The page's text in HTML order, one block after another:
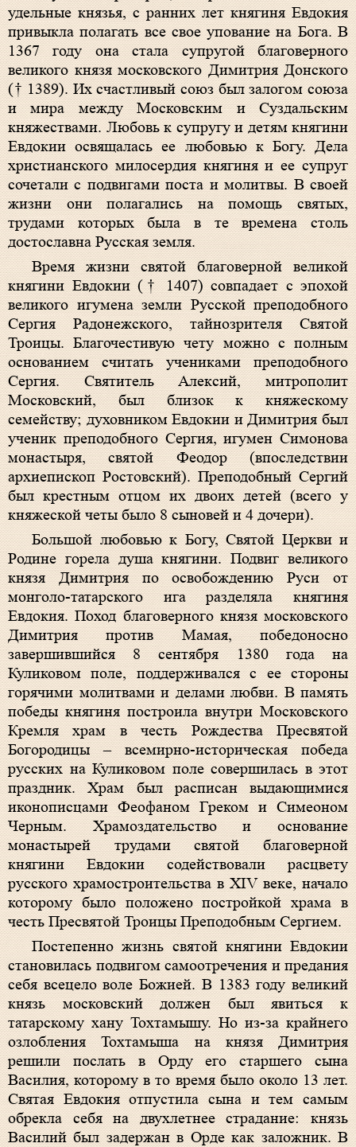
удельные князья, с ранних лет княгиня Евдокия
привыкла полагать все свое упование на Бога. В
1367 году она стала супругой благоверного
великого князя московского Димитрия Донского
(† 1389). Их счастливый союз был залогом союза
и мира между Московским и Суздальским
княжествами. Любовь к супругу и детям княгини
Евдокии освящалась ее любовью к Богу. Дела
христианского милосердия княгиня и ее супруг
сочетали с подвигами поста и молитвы. В своей
жизни они полагались на помощь святых,
трудами которых была в те времена столь
достославна Русская земля.
Время жизни святой благоверной великой
княгини Евдокии († 1407) совпадает с эпохой
великого игумена земли Русской преподобного
Сергия Радонежского, тайнозрителя Святой
Троицы. Благочестивую чету можно с полным
основанием считать учениками преподобного
Сергия. Святитель
Алексий, митрополит
Московский, был близок к княжескому
семейству; духовником Евдокии и Димитрия был
ученик преподобного Сергия, игумен Симонова
монастыря, святой Феодор (впоследствии
архиепископ Ростовский). Преподобный Сергий
был крестным отцом их двоих детей (всего у
княжеской четы было 8 сыновей и 4 дочери).
Большой любовью к Богу, Святой Церкви и
Родине горела душа княгини. Подвиг великого
князя Димитрия по освобождению Руси от
монголо-татарского ига разделяла княгиня
Евдокия. Поход благоверного князя московского
Димитрия против Мамая, победоносно
завершившийся 8 сентября 1380 года на
Куликовом поле, поддерживался с ее стороны
горячими молитвами и делами любви. В память
победы княгиня построила внутри Московского
Кремля храм в честь Рождества Пресвятой
Богородицы – всемирно-историческая победа
русских на Куликовом поле совершилась в этот
праздник. Храм был расписан выдающимися
иконописцами Феофаном Греком и Симеоном
Черным. Храмоздательство и основание
монастырей трудами святой благоверной
княгини Евдокии содействовали расцвету
русского храмостроительства в XIV веке, начало
которому было положено постройкой храма в
честь Пресвятой Троицы Преподобным Сергием.
Постепенно жизнь святой княгини Евдокии
становилась подвигом самоотречения и предания
себя всецело воле Божией. В 1383 году великий
князь московский должен был явиться к
татарскому хану Тохтамышу. Но из-за крайнего
озлобления Тохтамыша на князя Димитрия
решили послать в Орду его старшего сына
Василия, которому в то время было около 13 лет.
Святая Евдокия отпустила сына и тем самым
обрекла себя на двухлетнее страдание: князь
Василий был задержан в Орде как заложник. В